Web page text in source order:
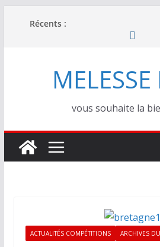
Récents :
vous souhaite la
ACTUALITÉS COMPÉTITIONS ARCHIVES